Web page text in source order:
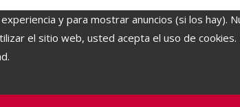
y para mostrar anuncios (si los hay).
el sitio web, usted acepta el uso de